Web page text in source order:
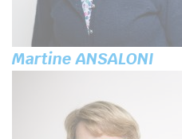
Martine ANSALONI